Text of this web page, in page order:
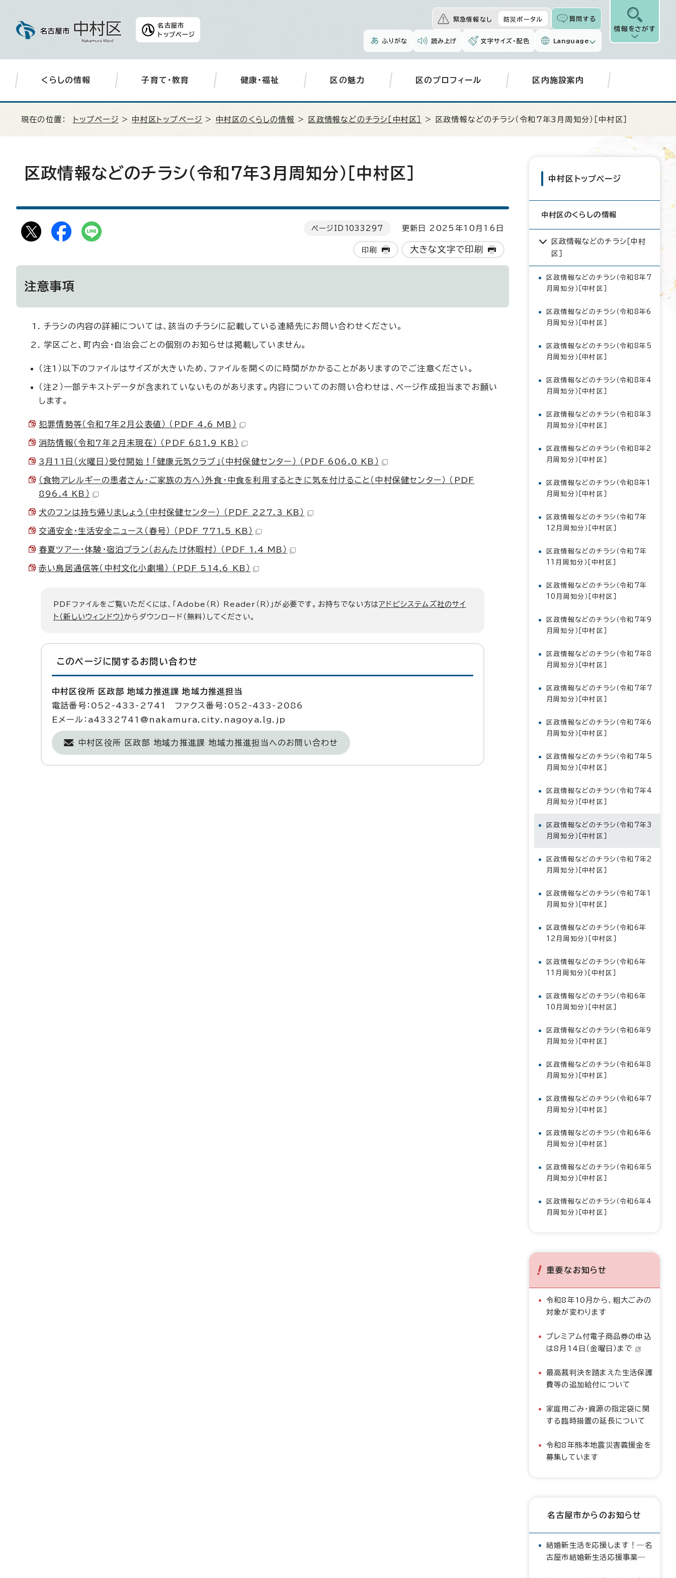
名古屋市
トップページ
緊急情報なし 防災ポータル 質問する
ふりがな 読み上げ 文字サイズ・配色 Language
情報をさがす
くらしの情報 子育て・教育 健康・福祉 区の魅力 区のプロフィール 区内施設案内
現在の位置： トップページ > 中村区トップページ > 中村区のくらしの情報 > 区政情報などのチラシ［中村区］ > 区政情報などのチラシ（令和7年3月周知分）［中村区］
区政情報などのチラシ（令和7年3月周知分）［中村区］
ページID 1033297 更新日 2025年10月16日
印刷 大きな文字で印刷
注意事項
チラシの内容の詳細については、該当のチラシに記載している連絡先にお問い合わせください。
学区ごと、町内会・自治会ごとの個別のお知らせは掲載していません。
（注1）以下のファイルはサイズが大きいため、ファイルを開くのに時間がかかることがありますのでご注意ください。
（注2）一部テキストデータが含まれていないものがあります。内容についてのお問い合わせは、ページ作成担当までお願い
します。
犯罪情勢等（令和7年2月公表値） （PDF 4.6 MB）
消防情報（令和7年2月末現在） （PDF 681.9 KB）
3月11日（火曜日）受付開始！「健康元気クラブ」（中村保健センター） （PDF 606.0 KB）
（食物アレルギーの患者さん・ご家族の方へ）外食・中食を利用するときに気を付けること（中村保健センター） （PDF
896.4 KB）
犬のフンは持ち帰りましょう（中村保健センター） （PDF 227.3 KB）
交通安全・生活安全ニュース（春号） （PDF 771.5 KB）
春夏ツアー・体験・宿泊プラン（おんたけ休暇村） （PDF 1.4 MB）
赤い鳥居通信等（中村文化小劇場） （PDF 514.6 KB）
PDFファイルをご覧いただくには、「Adobe（R） Reader（R）」が必要です。お持ちでない方はアドビシステムズ社のサイ
ト（新しいウィンドウ）からダウンロード（無料）してください。
このページに関する お問い合わせ
中村区役所 区政部 地域力推進課 地域力推進担当
電話番号：052-433-2741 ファクス番号：052-433-2086
Eメール：a4332741@nakamura.city.nagoya.lg.jp
中村区役所 区政部 地域力推進課 地域力推進担当へのお問い合わせ
中村区トップページ
中村区のくらしの情報
区政情報などのチラシ［中村
区］
区政情報などのチラシ（令和8年7
月周知分）［中村区］
区政情報などのチラシ（令和8年6
月周知分）［中村区］
区政情報などのチラシ（令和8年5
月周知分）［中村区］
区政情報などのチラシ（令和8年4
月周知分）［中村区］
区政情報などのチラシ（令和8年3
月周知分）［中村区］
区政情報などのチラシ（令和8年2
月周知分）［中村区］
区政情報などのチラシ（令和8年1
月周知分）［中村区］
区政情報などのチラシ（令和7年
12月周知分）［中村区］
区政情報などのチラシ（令和7年
11月周知分）［中村区］
区政情報などのチラシ（令和7年
10月周知分）［中村区］
区政情報などのチラシ（令和7年9
月周知分）［中村区］
区政情報などのチラシ（令和7年8
月周知分）［中村区］
区政情報などのチラシ（令和7年7
月周知分）［中村区］
区政情報などのチラシ（令和7年6
月周知分）［中村区］
区政情報などのチラシ（令和7年5
月周知分）［中村区］
区政情報などのチラシ（令和7年4
月周知分）［中村区］
区政情報などのチラシ（令和7年3
月周知分）［中村区］
区政情報などのチラシ（令和7年2
月周知分）［中村区］
区政情報などのチラシ（令和7年1
月周知分）［中村区］
区政情報などのチラシ（令和6年
12月周知分）［中村区］
区政情報などのチラシ（令和6年
11月周知分）［中村区］
区政情報などのチラシ（令和6年
10月周知分）［中村区］
区政情報などのチラシ（令和6年9
月周知分）［中村区］
区政情報などのチラシ（令和6年8
月周知分）［中村区］
区政情報などのチラシ（令和6年7
月周知分）［中村区］
区政情報などのチラシ（令和6年6
月周知分）［中村区］
区政情報などのチラシ（令和6年5
月周知分）［中村区］
区政情報などのチラシ（令和6年4
月周知分）［中村区］
重要なお知らせ
令和8年10月から、粗大ごみの
対象が変わります
プレミアム付電子商品券の申込
は8月14日（金曜日）まで
最高裁判決を踏まえた生活保護
費等の追加給付について
家庭用ごみ・資源の指定袋に関
する臨時措置の延長について
令和8年熊本地震災害義援金を
募集しています
名古屋市からのお知らせ
結婚新生活を応援します！―名
古屋市結婚新生活応援事業―